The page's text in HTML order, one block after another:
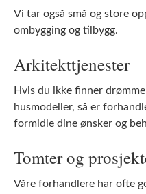
Vi tar også små og store
ombygging og tilbygg.
Arkitekttjenester
Hvis du ikke finner
husmodeller, så er
formidle dine ønsker og
Tomter og
Våre forhandlere har ofte